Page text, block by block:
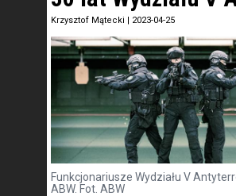
Krzysztof Mątecki | 2023-04-25
Funkcjonariusze Wydziału V
ABW. Fot. ABW